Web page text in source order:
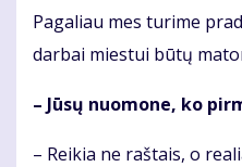
Pa­ga­liau mes tu­ri­me
dar­bai mies­tui bū­tų
– Jū­sų nuo­mo­ne, ko
– Rei­kia ne raš­tais, o